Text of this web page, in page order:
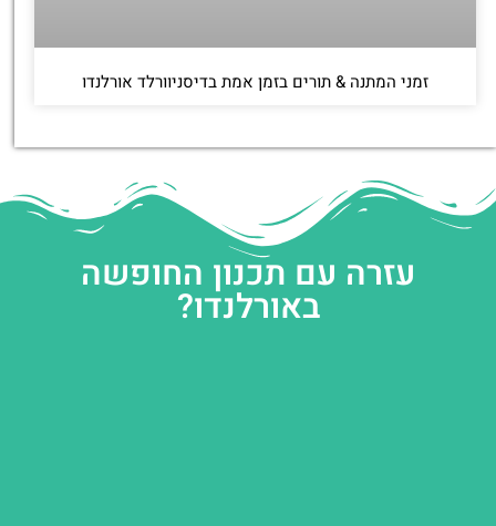
זמני המתנה & תורים בזמן אמת בדיסניוורלד אורלנדו
עזרה עם תכנון החופשה
באורלנדו?